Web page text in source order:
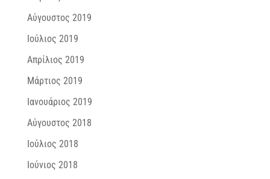
Αύγουστος 2019
Ιούλιος 2019
Απρίλιος 2019
Μάρτιος 2019
Ιανουάριος 2019
Αύγουστος 2018
Ιούλιος 2018
Ιούνιος 2018